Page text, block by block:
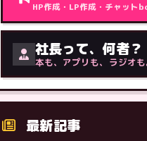
HP作成・LP作成・チャット
社長って、何者？
本も、アプリも、ラジオも
最新記事